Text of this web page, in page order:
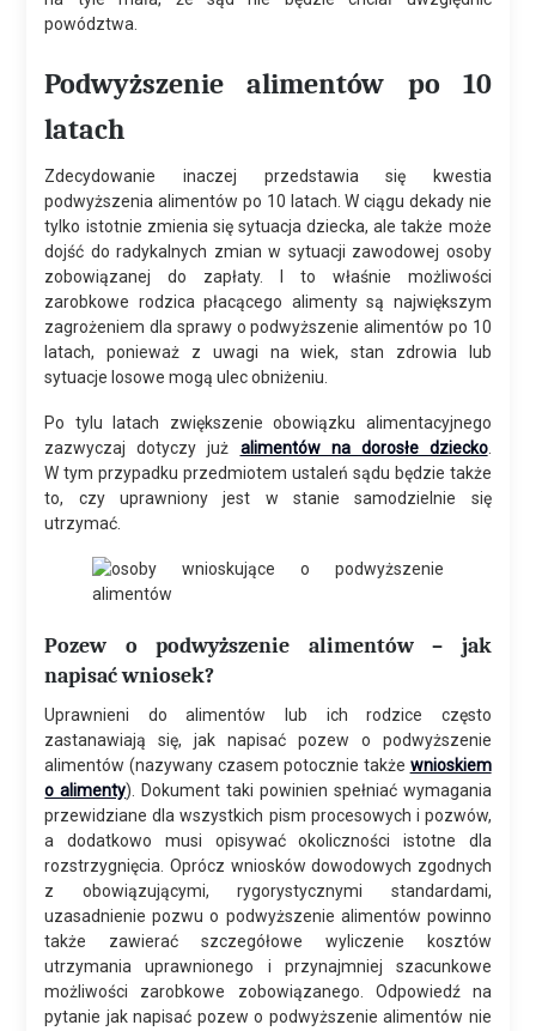
powództwa.
Podwyższenie alimentów po 10
latach
Zdecydowanie inaczej przedstawia się kwestia
podwyższenia alimentów po 10 latach. W ciągu dekady nie
tylko istotnie zmienia się sytuacja dziecka, ale także może
dojść do radykalnych zmian w sytuacji zawodowej osoby
zobowiązanej do zapłaty. I to właśnie możliwości
zarobkowe rodzica płacącego alimenty są największym
zagrożeniem dla sprawy o podwyższenie alimentów po 10
latach, ponieważ z uwagi na wiek, stan zdrowia lub
sytuacje losowe mogą ulec obniżeniu.
Po tylu latach zwiększenie obowiązku alimentacyjnego
zazwyczaj dotyczy już alimentów na dorosłe dziecko.
W tym przypadku przedmiotem ustaleń sądu będzie także
to, czy uprawniony jest w stanie samodzielnie się
utrzymać.
Pozew o podwyższenie alimentów – jak
napisać wniosek?
Uprawnieni do alimentów lub ich rodzice często
zastanawiają się, jak napisać pozew o podwyższenie
alimentów (nazywany czasem potocznie także wnioskiem
o alimenty). Dokument taki powinien spełniać wymagania
przewidziane dla wszystkich pism procesowych i pozwów,
a dodatkowo musi opisywać okoliczności istotne dla
rozstrzygnięcia. Oprócz wniosków dowodowych zgodnych
z obowiązującymi, rygorystycznymi standardami,
uzasadnienie pozwu o podwyższenie alimentów powinno
także zawierać szczegółowe wyliczenie kosztów
utrzymania uprawnionego i przynajmniej szacunkowe
możliwości zarobkowe zobowiązanego. Odpowiedź na
pytanie jak napisać pozew o podwyższenie alimentów nie